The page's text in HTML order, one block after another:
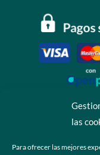
las
Para ofrecer las mejores